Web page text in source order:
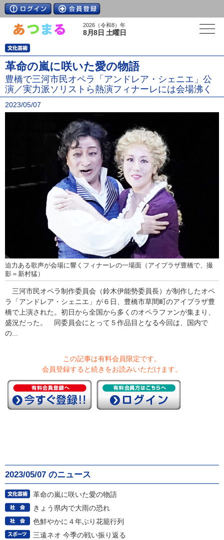
2026（令和8）年
8月8日 土曜日
革命の嵐に咲いた愛の物語
豊橋で三河市民オペラ「アンドレア・シェニエ」公
演／実力派ソリストら熱演フィナーレには会場沸く
2023/05/07
迫力ある歌声が会場に響くフィナーレの一場面（アイプラザ豊橋で、撮
影＝新村猛）
三河市民オペラ制作委員会（鈴木伊能勢委員長）が制作したオペ
ラ「アンドレア・シェニエ」が６日、豊橋市草間町のアイプラザ豊
橋で上演された。初日から全国から多くのオペラファンが集まり、
盛況だった。 同委員会にとって５作品目となる今回は、国内で
の...
この記事は有料会員限定です。
会員登録すると続きをお読みいただけます。
2023/05/07 のニュース
革命の嵐に咲いた愛の物語
きょう県内で大雨の恐れ
色鮮やかに４年ぶり花籠行列
三遠ネオ 今季の戦い振り返る